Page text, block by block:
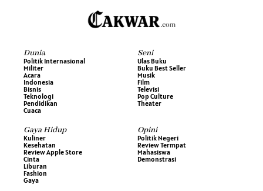
Dunia
Politik Internasional
Militer
Acara
Indonesia
Bisnis
Teknologi
Pendidikan
Cuaca
Seni
Ulas Buku
Buku Best Seller
Musik
Film
Televisi
Pop Culture
Theater
Gaya Hidup
Kuliner
Kesehatan
Review Apple Store
Cinta
Liburan
Fashion
Gaya
Opini
Politik Negeri
Review Termpat
Mahasiswa
Demonstrasi